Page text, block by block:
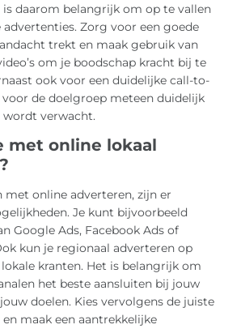
daarom belangrijk om op te vallen
advertenties. Zorg voor een goede
trekt en maak gebruik van
om je boodschap kracht bij te
ook voor een duidelijke call-to-
de doelgroep meteen duidelijk
wordt verwacht.
met online lokaal
met online adverteren, zijn er
Je kunt bijvoorbeeld
Google Ads, Facebook Ads of
kun je regionaal adverteren op
kranten. Het is belangrijk om
het beste aansluiten bij jouw
doelen. Kies vervolgens de juiste
maak een aantrekkelijke